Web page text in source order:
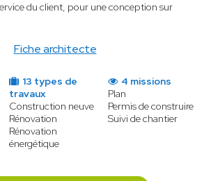
Fiche architecte
du client, pour une conception sur
13 types de
travaux
Construction neuve
Rénovation
Rénovation
énergétique
4 missions
Plan
Permis de construire
Suivi de chantier